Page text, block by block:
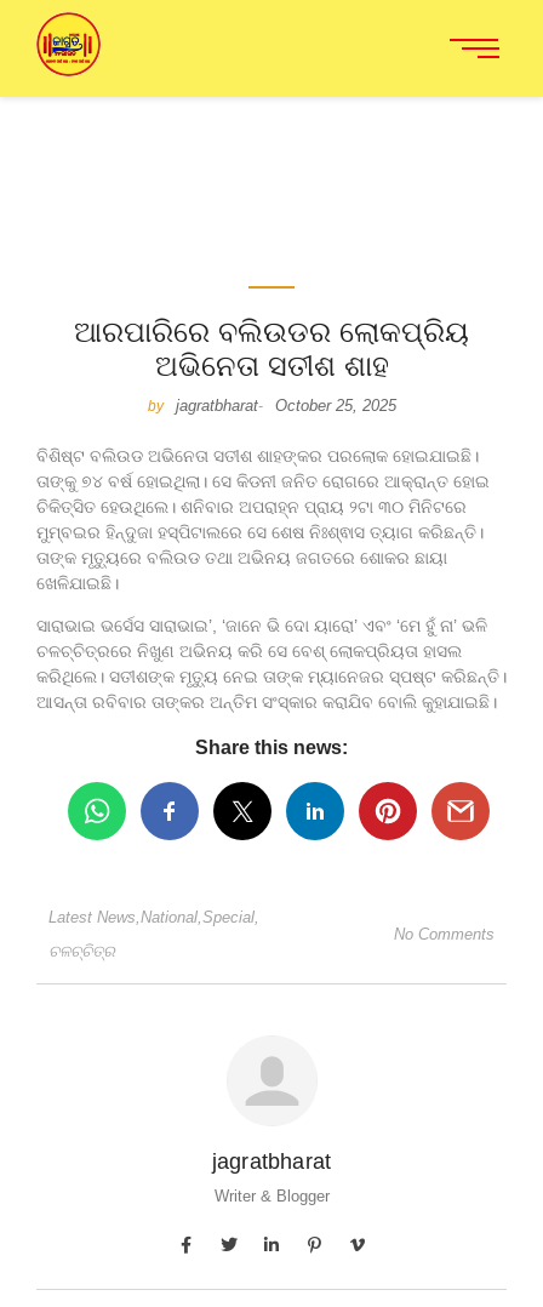
ଆରପାରିରେ ବଲିଉଡର ଲୋକପ୍ରିୟ
ଅଭିନେତା ସତୀଶ ଶାହ
by jagratbharat- October 25, 2025
ବିଶିଷ୍ଟ ବଲିଉଡ ଅଭିନେତା ସତୀଶ ଶାହଙ୍କର ପରଲୋକ ହୋଇଯାଇଛି।
ତାଙ୍କୁ ୭୪ ବର୍ଷ ହୋଇଥିଲା। ସେ କିଡନୀ ଜନିତ ରୋଗରେ ଆକ୍ରାନ୍ତ ହୋଇ
ଚିକିତ୍ସିତ ହେଉଥିଲେ। ଶନିବାର ଅପରାହ୍ନ ପ୍ରାୟ ୨ଟା ୩୦ ମିନିଟରେ
ମୁମ୍ବଇର ହିନ୍ଦୁଜା ହସ୍ପିଟାଲରେ ସେ ଶେଷ ନିଃଶ୍ଵାସ ତ୍ୟାଗ କରିଛନ୍ତି।
ତାଙ୍କ ମୃତ୍ୟୁରେ ବଲିଉଡ ତଥା ଅଭିନୟ ଜଗତରେ ଶୋକର ଛାୟା
ଖେଳିଯାଇଛି।
ସାରାଭାଇ ଭର୍ସେସ ସାରାଭାଇ’, ‘ଜାନେ ଭି‌ ଦୋ ୟାରୋ’ ଏବଂ ‘ମେ ହୁଁ ନା’ ଭଳି
ଚଳଚ୍ଚିତ୍ରରେ ନିଖୁଣ ଅଭିନୟ କରି ସେ ବେଶ୍‌ ଲୋକପ୍ରିୟତା ହାସଲ
କରିଥିଲେ। ସତୀଶଙ୍କ ମୃତ୍ୟୁ ନେଇ ତାଙ୍କ ମ୍ୟାନେଜର ସ୍ପଷ୍ଟ କରିଛନ୍ତି।
ଆସନ୍ତା ରବିବାର ତାଙ୍କର ଅନ୍ତିମ ସଂସ୍କାର କରାଯିବ ବୋଲି କୁହାଯାଇଛି।
Share this news:
Latest News National Special
ଚଳଚ୍ଚିତ୍ର
No Comments
jagratbharat
Writer & Blogger